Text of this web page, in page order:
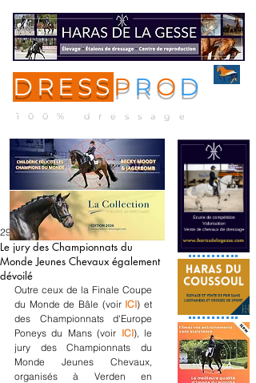
DRESS P R O D
100% dressage
Le jury des Championnats du
Monde Jeunes Chevaux également
dévoilé
29 janv. 2025
Outre ceux de la Finale Coupe
du Monde de Bâle (voir ICI) et
des Championnats d'Europe
Poneys du Mans (voir ICI), le
jury des Championnats du
Monde Jeunes Chevaux,
organisés à Verden en